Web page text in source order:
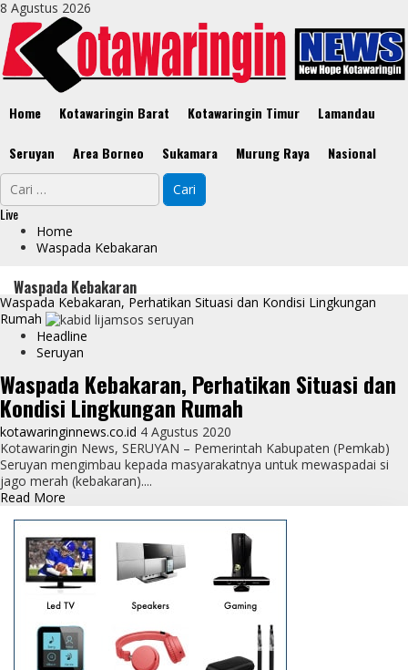
Skip
to
content
8 Agustus 2026
Menu
Home Kotawaringin Barat Kotawaringin Timur Lamandau
Seruyan Area Borneo Sukamara Murung Raya Nasional
Cari
untuk:
Live
Home
Waspada Kebakaran
Waspada Kebakaran
Waspada Kebakaran, Perhatikan Situasi dan Kondisi Lingkungan
Rumah
Headline
Seruyan
Waspada Kebakaran, Perhatikan Situasi dan
Kondisi Lingkungan Rumah
kotawaringinnews.co.id 4 Agustus 2020
Kotawaringin News, SERUYAN – Pemerintah Kabupaten (Pemkab)
Seruyan mengimbau kepada masyarakatnya untuk mewaspadai si
jago merah (kebakaran)....
Read More
Waspada
Kebakaran,
Perhatikan
Situasi
dan
Kondisi
Lingkungan
Rumah